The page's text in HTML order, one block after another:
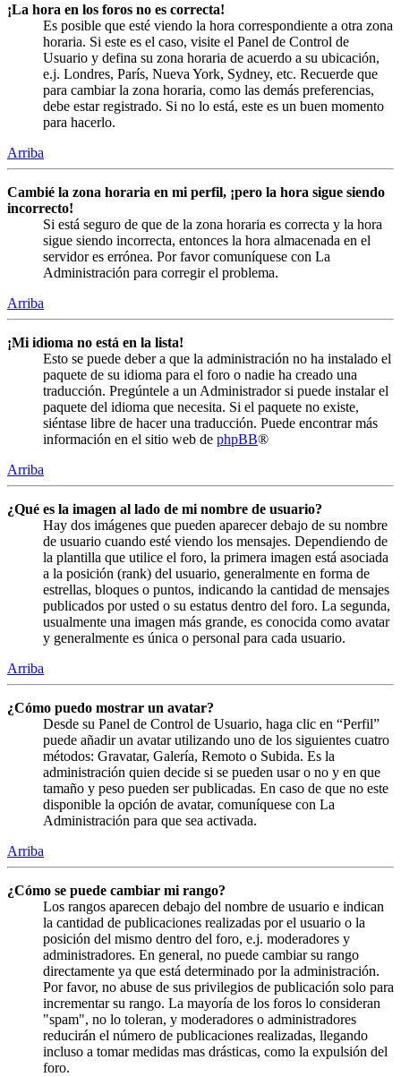
¡La hora en los foros no es correcta!
Es posible que esté viendo la hora correspondiente a otra zona
horaria. Si este es el caso, visite el Panel de Control de
Usuario y defina su zona horaria de acuerdo a su ubicación,
e.j. Londres, París, Nueva York, Sydney, etc. Recuerde que
para cambiar la zona horaria, como las demás preferencias,
debe estar registrado. Si no lo está, este es un buen momento
para hacerlo.
Arriba
Cambié la zona horaria en mi perfil, ¡pero la hora sigue siendo
incorrecto!
Si está seguro de que de la zona horaria es correcta y la hora
sigue siendo incorrecta, entonces la hora almacenada en el
servidor es errónea. Por favor comuníquese con La
Administración para corregir el problema.
Arriba
¡Mi idioma no está en la lista!
Esto se puede deber a que la administración no ha instalado el
paquete de su idioma para el foro o nadie ha creado una
traducción. Pregúntele a un Administrador si puede instalar el
paquete del idioma que necesita. Si el paquete no existe,
siéntase libre de hacer una traducción. Puede encontrar más
información en el sitio web de phpBB®
Arriba
¿Qué es la imagen al lado de mi nombre de usuario?
Hay dos imágenes que pueden aparecer debajo de su nombre
de usuario cuando esté viendo los mensajes. Dependiendo de
la plantilla que utilice el foro, la primera imagen está asociada
a la posición (rank) del usuario, generalmente en forma de
estrellas, bloques o puntos, indicando la cantidad de mensajes
publicados por usted o su estatus dentro del foro. La segunda,
usualmente una imagen más grande, es conocida como avatar
y generalmente es única o personal para cada usuario.
Arriba
¿Cómo puedo mostrar un avatar?
Desde su Panel de Control de Usuario, haga clic en “Perfil”
puede añadir un avatar utilizando uno de los siguientes cuatro
métodos: Gravatar, Galería, Remoto o Subida. Es la
administración quien decide si se pueden usar o no y en que
tamaño y peso pueden ser publicadas. En caso de que no este
disponible la opción de avatar, comuníquese con La
Administración para que sea activada.
Arriba
¿Cómo se puede cambiar mi rango?
Los rangos aparecen debajo del nombre de usuario e indican
la cantidad de publicaciones realizadas por el usuario o la
posición del mismo dentro del foro, e.j. moderadores y
administradores. En general, no puede cambiar su rango
directamente ya que está determinado por la administración.
Por favor, no abuse de sus privilegios de publicación solo para
incrementar su rango. La mayoría de los foros lo consideran
"spam", no lo toleran, y moderadores o administradores
reducirán el número de publicaciones realizadas, llegando
incluso a tomar medidas mas drásticas, como la expulsión del
foro.